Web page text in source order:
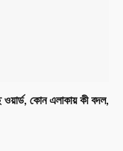
কোন এলাকায় কী বদল,